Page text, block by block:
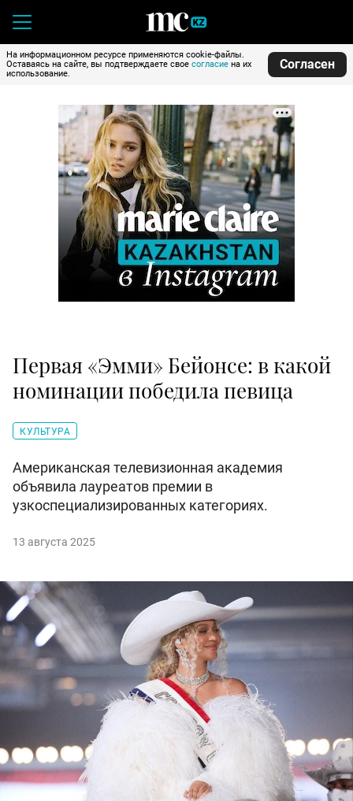
На информационном ресурсе применяются cookie-файлы.
Оставаясь на сайте, вы подтверждаете свое согласие на их
использование.
Согласен
Первая «Эмми» Бейонсе: в какой
номинации победила певица
КУЛЬТУРА
Американская телевизионная академия
объявила лауреатов премии в
узкоспециализированных категориях.
13 августа 2025